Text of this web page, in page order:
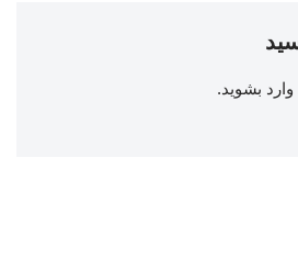
وارد بشوید.